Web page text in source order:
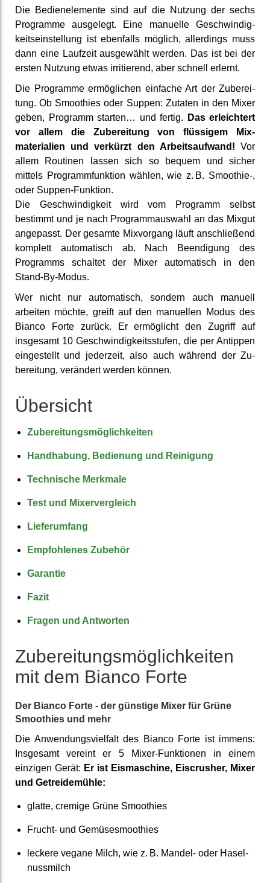
Die Bedien­elemente sind auf die Nutzung der sechs
Programme ausgelegt. Eine manuelle Ge­schwindig­
keits­ein­stellung ist ebenfalls möglich, aller­dings muss
dann eine Laufzeit aus­gewählt werden. Das ist bei der
ersten Nutzung etwas irri­tierend, aber schnell erlernt.
Die Programme ermöglichen einfache Art der Zu­berei­
tung. Ob Smoothies oder Suppen: Zutaten in den Mixer
geben, Programm starten… und fertig.
Das er­leichtert
vor allem die Zu­berei­tung von flüssigem Mix­
materialien und verkürzt den Arbeits­aufwand! Vor
allem Routinen lassen sich so bequem und sicher
mittels Programm­funktion wählen, wie z. B. Smoothie-,
oder Suppen-Funktion.
Die Ge­schwindig­keit wird vom Programm selbst
bestimmt und je nach Programm­auswahl an das Mixgut
angepasst. Der gesamte Mix­vorgang läuft an­schließend
komplett auto­matisch ab. Nach Be­endigung des
Programms schaltet der Mixer auto­matisch in den
Stand-By-Modus.
Wer nicht nur automatisch, sondern auch manuell
arbeiten möchte, greift auf den manuellen Modus des
Bianco Forte zurück. Er ermög­licht den Zugriff auf
insgesamt 10 Ge­schwindig­keits­stufen, die per Antippen
ein­gestellt und jederzeit, also auch während der Zu­
bereitung, verändert werden können.
Übersicht
Zuberei­tungs­möglich­keiten
Hand­habung, Bedienung und Reinigung
Tech­nische Merkmale
Test und Mixer­vergleich
Liefer­umfang
Emp­fohlenes Zubehör
Garantie
Fazit
Fragen und Antworten
Zuberei­tungs­möglich­keiten
mit dem Bianco Forte
Der Bianco Forte - der günstige Mixer für Grüne
Smoothies und mehr
Die Anwendungs­viel­falt des Bianco Forte ist immens:
Insgesamt vereint er 5 Mixer-Funk­tionen in einem
einzigen Gerät: Er ist Eis­maschine, Eis­crusher, Mixer
und Getreide­mühle:
glatte, cremige Grüne Smoothies
Frucht- und Gemüse­smoothies
leckere vegane Milch, wie z. B. Mandel- oder Hasel­
nuss­milch